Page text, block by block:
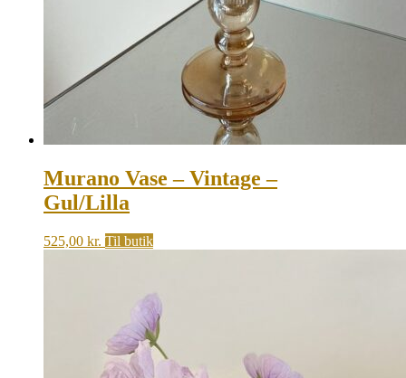
Murano Vase – Vintage –
Gul/Lilla
525,00 kr. Til butik